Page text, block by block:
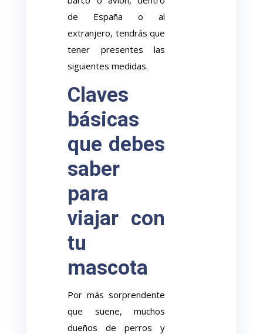
de España o al
extranjero, tendrás que
tener presentes las
siguientes medidas.
Claves
básicas
que debes
saber
para
viajar con
tu
mascota
Por más sorprendente
que suene, muchos
dueños de perros y